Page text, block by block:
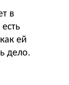
в
ей
дело.